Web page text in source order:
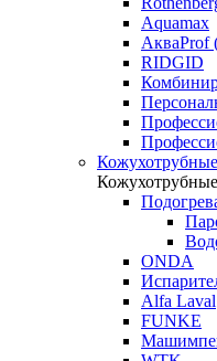
Aquamax
АкваProf
RIDGID
ONDA
Alfa Laval
FUNKE